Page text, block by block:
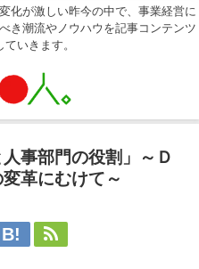
化が激しい昨今の中で、事業経営に
き潮流やノウハウを記事コンテンツ
いきます。
事部門の役割」～Ｄ
革にむけて～